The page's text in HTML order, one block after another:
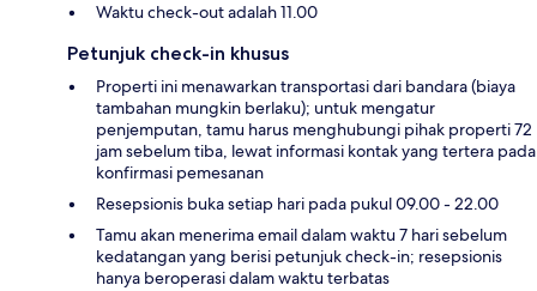
Waktu check-out adalah 11.00
Petunjuk check-in khusus
Properti ini menawarkan transportasi dari bandara (biaya
tambahan mungkin berlaku); untuk mengatur
penjemputan, tamu harus menghubungi pihak properti 72
jam sebelum tiba, lewat informasi kontak yang tertera pada
konfirmasi pemesanan
Resepsionis buka setiap hari pada pukul 09.00 - 22.00
Tamu akan menerima email dalam waktu 7 hari sebelum
kedatangan yang berisi petunjuk check-in; resepsionis
hanya beroperasi dalam waktu terbatas